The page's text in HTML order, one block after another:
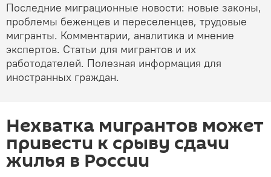
Последние миграционные новости: новые законы,
проблемы беженцев и переселенцев, трудовые
мигранты. Комментарии, аналитика и мнение
экспертов. Статьи для мигрантов и их
работодателей. Полезная информация для
иностранных граждан.
Нехватка мигрантов может
привести к срыву сдачи
жилья в России